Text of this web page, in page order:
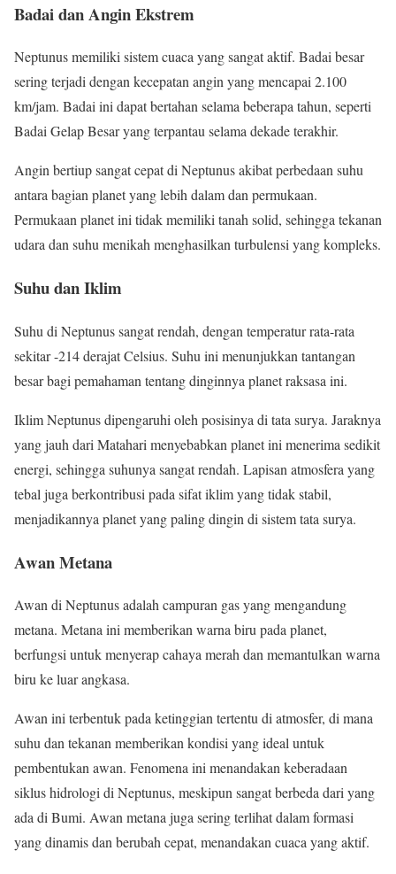
Badai dan Angin Ekstrem
Neptunus memiliki sistem cuaca yang sangat aktif. Badai besar
sering terjadi dengan kecepatan angin yang mencapai 2.100
km/jam. Badai ini dapat bertahan selama beberapa tahun, seperti
Badai Gelap Besar yang terpantau selama dekade terakhir.
Angin bertiup sangat cepat di Neptunus akibat perbedaan suhu
antara bagian planet yang lebih dalam dan permukaan.
Permukaan planet ini tidak memiliki tanah solid, sehingga tekanan
udara dan suhu menikah menghasilkan turbulensi yang kompleks.
Suhu dan Iklim
Suhu di Neptunus sangat rendah, dengan temperatur rata-rata
sekitar -214 derajat Celsius. Suhu ini menunjukkan tantangan
besar bagi pemahaman tentang dinginnya planet raksasa ini.
Iklim Neptunus dipengaruhi oleh posisinya di tata surya. Jaraknya
yang jauh dari Matahari menyebabkan planet ini menerima sedikit
energi, sehingga suhunya sangat rendah. Lapisan atmosfera yang
tebal juga berkontribusi pada sifat iklim yang tidak stabil,
menjadikannya planet yang paling dingin di sistem tata surya.
Awan Metana
Awan di Neptunus adalah campuran gas yang mengandung
metana. Metana ini memberikan warna biru pada planet,
berfungsi untuk menyerap cahaya merah dan memantulkan warna
biru ke luar angkasa.
Awan ini terbentuk pada ketinggian tertentu di atmosfer, di mana
suhu dan tekanan memberikan kondisi yang ideal untuk
pembentukan awan. Fenomena ini menandakan keberadaan
siklus hidrologi di Neptunus, meskipun sangat berbeda dari yang
ada di Bumi. Awan metana juga sering terlihat dalam formasi
yang dinamis dan berubah cepat, menandakan cuaca yang aktif.